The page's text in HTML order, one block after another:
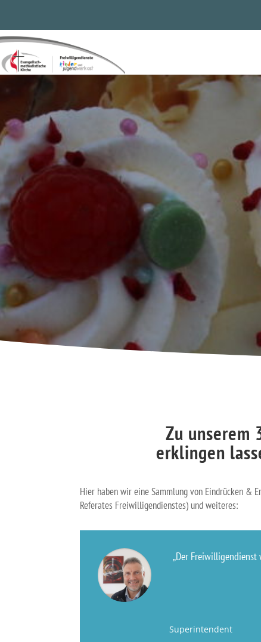
Zu unserem
erklingen
Hier haben wir eine Sammlung von Eindrücken &
Referates Freiwilligendienstes) und weiteres:
„Der
Superintendent